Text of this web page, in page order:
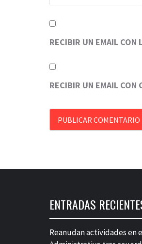
RECIBIR UN EMAIL CON
RECIBIR UN EMAIL CON
ENTRADAS
Reanudan actividades en